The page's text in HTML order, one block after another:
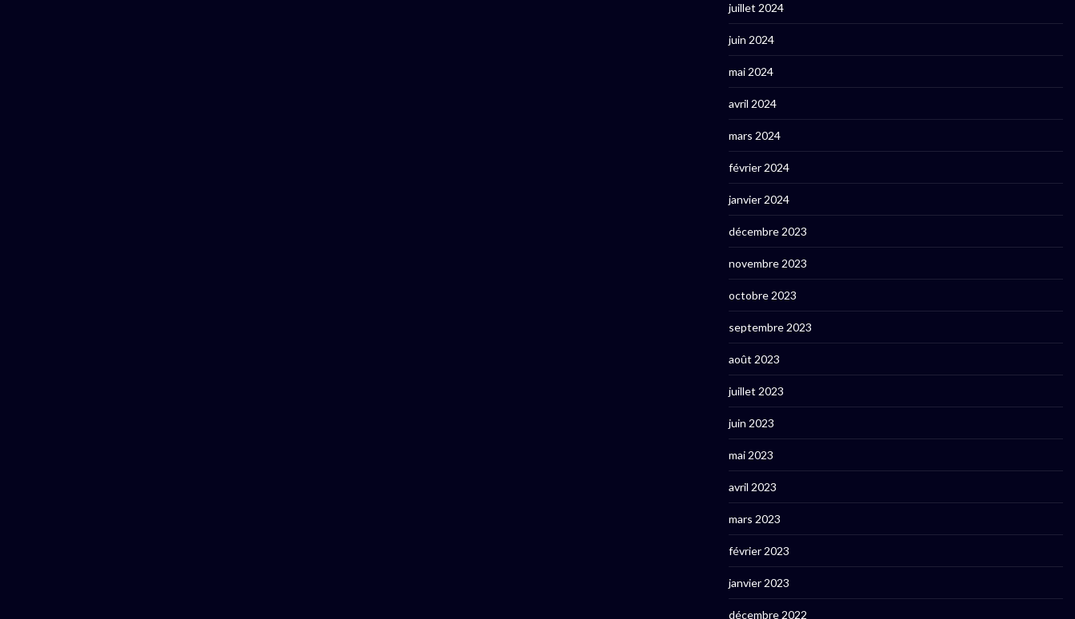
juillet 2024
juin 2024
mai 2024
avril 2024
mars 2024
février 2024
janvier 2024
décembre 2023
novembre 2023
octobre 2023
septembre 2023
août 2023
juillet 2023
juin 2023
mai 2023
avril 2023
mars 2023
février 2023
janvier 2023
décembre 2022